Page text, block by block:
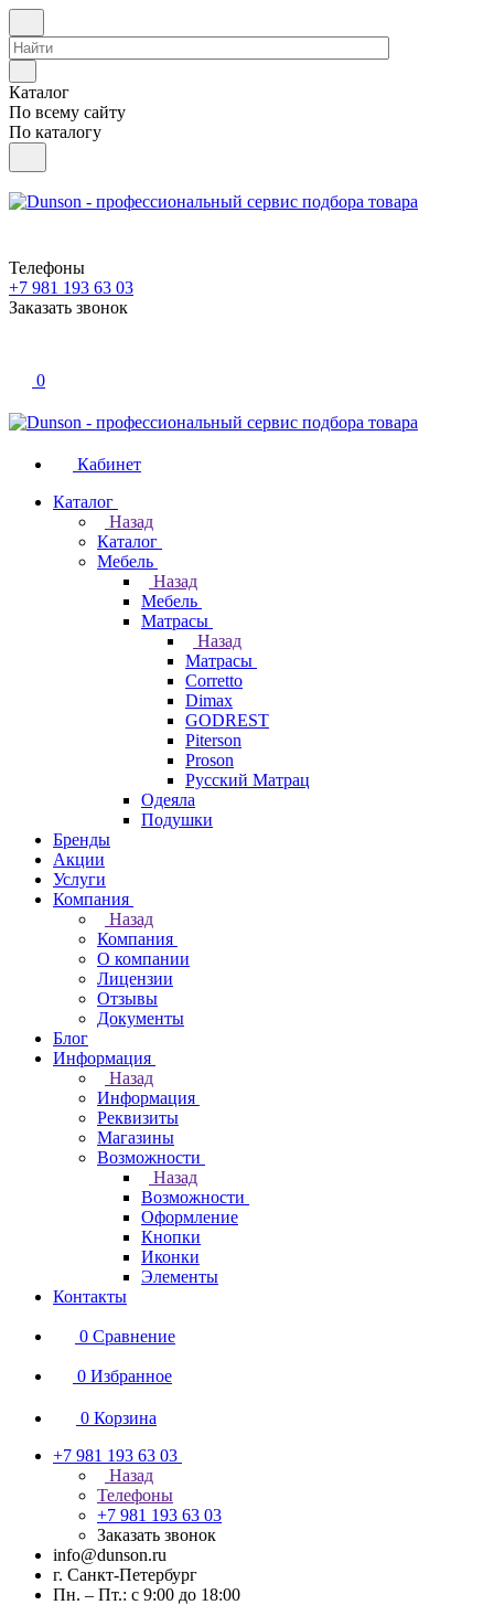
Каталог
По всему сайту
По каталогу
Телефоны
+7 981 193 63 03
Заказать звонок
0
Кабинет
Каталог
Назад
Каталог
Мебель
Назад
Мебель
Матрасы
Назад
Матрасы
Corretto
Dimax
GODREST
Piterson
Proson
Русский Матрац
Одеяла
Подушки
Бренды
Акции
Услуги
Компания
Назад
Компания
О компании
Лицензии
Отзывы
Документы
Блог
Информация
Назад
Информация
Реквизиты
Магазины
Возможности
Назад
Возможности
Оформление
Кнопки
Иконки
Элементы
Контакты
0 Сравнение
0 Избранное
0 Корзина
+7 981 193 63 03
Назад
Телефоны
+7 981 193 63 03
Заказать звонок
info@dunson.ru
г. Санкт-Петербург
Пн. – Пт.: с 9:00 до 18:00